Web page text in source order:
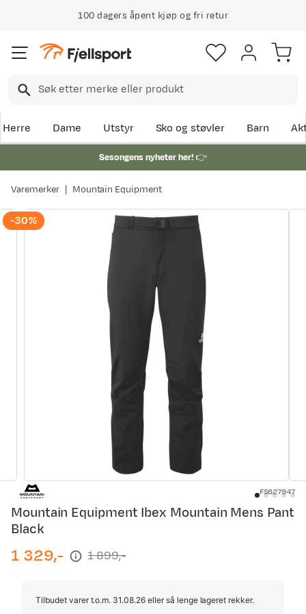
100 dagers åpent kjøp og fri retur
Herre Dame Utstyr Sko og støvler Barn
Sesongens nyheter her!👉
Varemerker Mountain Equipment
-30%
FS627947
Mountain Equipment Ibex Mountain Mens Pant
Black
discounted
1 329,-
original 1 899,-
Tilbudet varer t.o.m. 31.08.26 eller så lenge lageret rekker.